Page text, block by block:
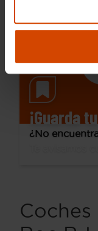
¡Guarda
¿No
Coches